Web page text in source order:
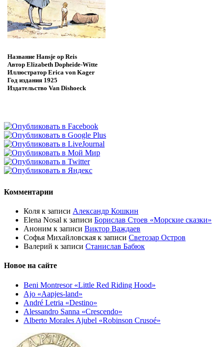
Название Hansje op Reis
Автор Elizabeth Dopheide-Witte
Иллюстратор Erica von Kager
Год издания 1925
Издательство Van Dishoeck
Комментарии
Коля к записи Александр Кошкин
Elena Nosal к записи Борислав Стоев «Морские сказки»
Аноним к записи Виктор Важдаев
Софья Михайловская к записи Светозар Остров
Валерий к записи Станислав Бабюк
Новое на сайте
Beni Montresor «Little Red Riding Hood»
Ajo «Aapjes-land»
André Letria «Destino»
Alessandro Sanna «Crescendo»
Alberto Morales Ajubel «Robinson Crusoé»